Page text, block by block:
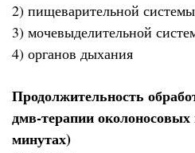
2) пищеварительной системы
3) мочевыделительной
4) органов дыхания
Продолжительность
дмв-терапии околоносовых
минутах)